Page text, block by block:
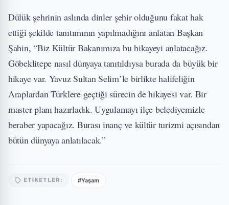
Dülük şehrinin aslında dinler şehir olduğunu fakat hak
ettiği şekilde tanıtımının yapılmadığını anlatan Başkan
Şahin, “Biz Kültür Bakanımıza bu hikayeyi anlatacağız.
Göbeklitepe nasıl dünyaya tanıtıldıysa burada da büyük bir
hikaye var. Yavuz Sultan Selim’le birlikte halifeliğin
Araplardan Türklere geçtiği sürecin de hikayesi var. Bir
master planı hazırladık. Uygulamayı ilçe belediyemizle
beraber yapacağız. Burası inanç ve kültür turizmi açısından
bütün dünyaya anlatılacak.”
ETIKETLER: #Yaşam